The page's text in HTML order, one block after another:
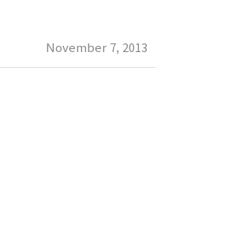
November 7, 2013